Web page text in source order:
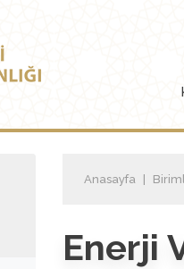
Anasayfa
Enerji